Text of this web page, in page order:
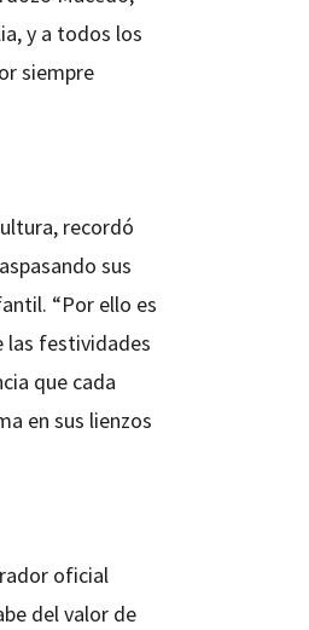
y a todos los
siempre
recordó
sus
“Por ello es
las festividades
que cada
en sus lienzos
oficial
del valor de